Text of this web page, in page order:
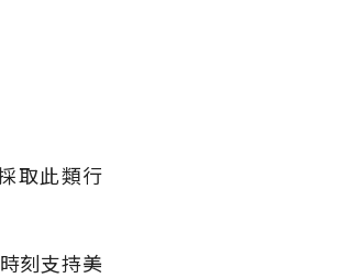
取此類行
刻支持美